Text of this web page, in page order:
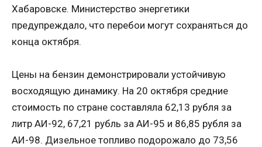
Хабаровске. Министерство энергетики
предупреждало, что перебои могут сохраняться до
конца октября.
Цены на бензин демонстрировали устойчивую
восходящую динамику. На 20 октября средние
стоимость по стране составляла 62,13 рубля за
литр АИ-92, 67,21 рубль за АИ-95 и 86,85 рубля за
АИ-98. Дизельное топливо подорожало до 73,56